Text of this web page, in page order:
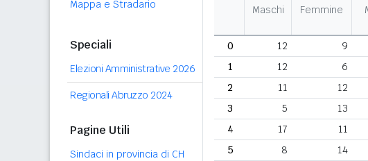
Mappa e Stradario
Speciali
Elezioni Amministrative 2026
Regionali Abruzzo 2024
Pagine Utili
Sindaci in provincia di CH
Maschi
Femmine
0
12 9
1
12 6
2
11 12
3
5 13
4
17 11
5
8 14